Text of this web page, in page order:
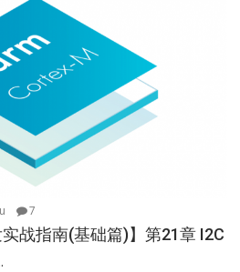
7
实战指南(基础篇)】第21章 I2C